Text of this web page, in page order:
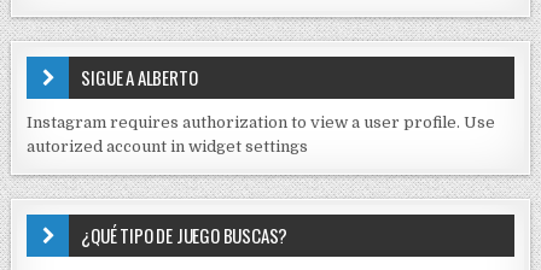
S
E
J
C
K
SIGUE A ALBERTO
Instagram requires authorization to view a user profile. Use
autorized account in widget settings
¿QUÉ TIPO DE JUEGO BUSCAS?